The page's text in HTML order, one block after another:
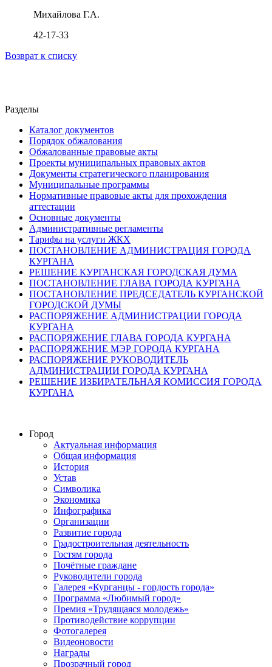
Михайлова Г.А.
42-17-33
Возврат к списку
Разделы
Каталог документов
Порядок обжалования
Обжалованные правовые акты
Проекты муниципальных правовых актов
Документы стратегического планирования
Муниципальные программы
Нормативные правовые акты для прохождения
аттестации
Основные документы
Административные регламенты
Тарифы на услуги ЖКХ
ПОСТАНОВЛЕНИЕ АДМИНИСТРАЦИЯ ГОРОДА
КУРГАНА
РЕШЕНИЕ КУРГАНСКАЯ ГОРОДСКАЯ ДУМА
ПОСТАНОВЛЕНИЕ ГЛАВА ГОРОДА КУРГАНА
ПОСТАНОВЛЕНИЕ ПРЕДСЕДАТЕЛЬ КУРГАНСКОЙ
ГОРОДСКОЙ ДУМЫ
РАСПОРЯЖЕНИЕ АДМИНИСТРАЦИИ ГОРОДА
КУРГАНА
РАСПОРЯЖЕНИЕ ГЛАВА ГОРОДА КУРГАНА
РАСПОРЯЖЕНИЕ МЭР ГОРОДА КУРГАНА
РАСПОРЯЖЕНИЕ РУКОВОДИТЕЛЬ
АДМИНИСТРАЦИИ ГОРОДА КУРГАНА
РЕШЕНИЕ ИЗБИРАТЕЛЬНАЯ КОМИССИЯ ГОРОДА
КУРГАНА
Город
Актуальная информация
Общая информация
История
Устав
Символика
Экономика
Инфографика
Организации
Развитие города
Градостроительная деятельность
Гостям города
Почётные граждане
Руководители города
Галерея «Курганцы - гордость города»
Программа «Любимый город»
Премия «Трудящаяся молодежь»
Противодействие коррупции
Фотогалерея
Видеоновости
Награды
Прозрачный город